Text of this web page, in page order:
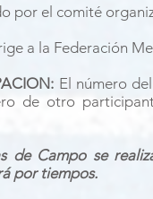
por el comité
a la Federación
El número
de otro
de Campo se
por tiempos.